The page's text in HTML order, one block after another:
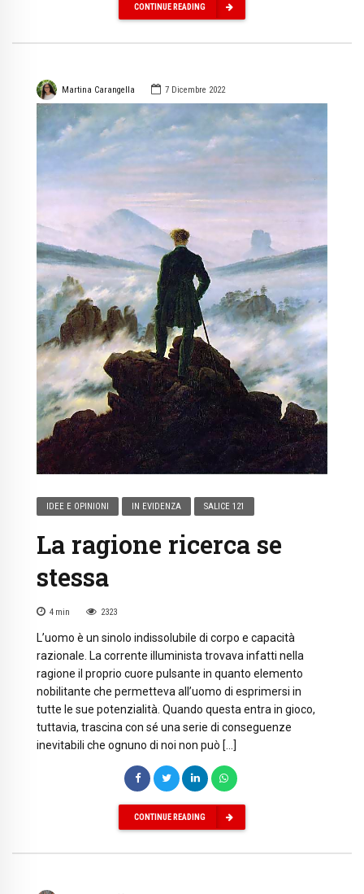
CONTINUE READING
Martina Carangella 7 Dicembre 2022
IDEE E OPINIONI IN EVIDENZA SALICE 121
La ragione ricerca se
stessa
4 min 2323
L’uomo è un sinolo indissolubile di corpo e capacità
razionale. La corrente illuminista trovava infatti nella
ragione il proprio cuore pulsante in quanto elemento
nobilitante che permetteva all’uomo di esprimersi in
tutte le sue potenzialità. Quando questa entra in gioco,
tuttavia, trascina con sé una serie di conseguenze
inevitabili che ognuno di noi non può […]
CONTINUE READING